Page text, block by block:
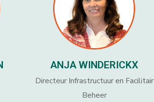
ANJA WINDERICKX
Directeur Infrastructuur en Facilitair
Beheer